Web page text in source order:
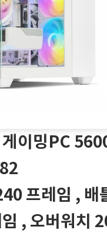
이밍PC
프레임 , 배
, 오버워치